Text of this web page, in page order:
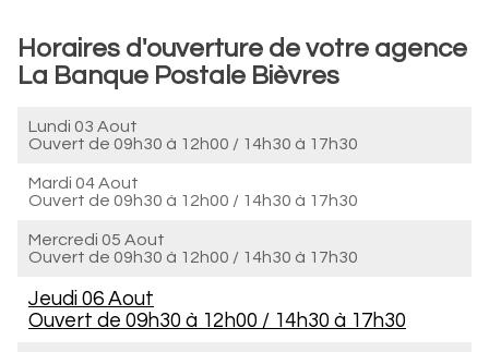
Horaires d'ouverture de votre agence
La Banque Postale Bièvres
Lundi 03 Aout
Ouvert de 09h30 à 12h00 / 14h30 à 17h30
Mardi 04 Aout
Ouvert de 09h30 à 12h00 / 14h30 à 17h30
Mercredi 05 Aout
Ouvert de 09h30 à 12h00 / 14h30 à 17h30
Jeudi 06 Aout
Ouvert de 09h30 à 12h00 / 14h30 à 17h30